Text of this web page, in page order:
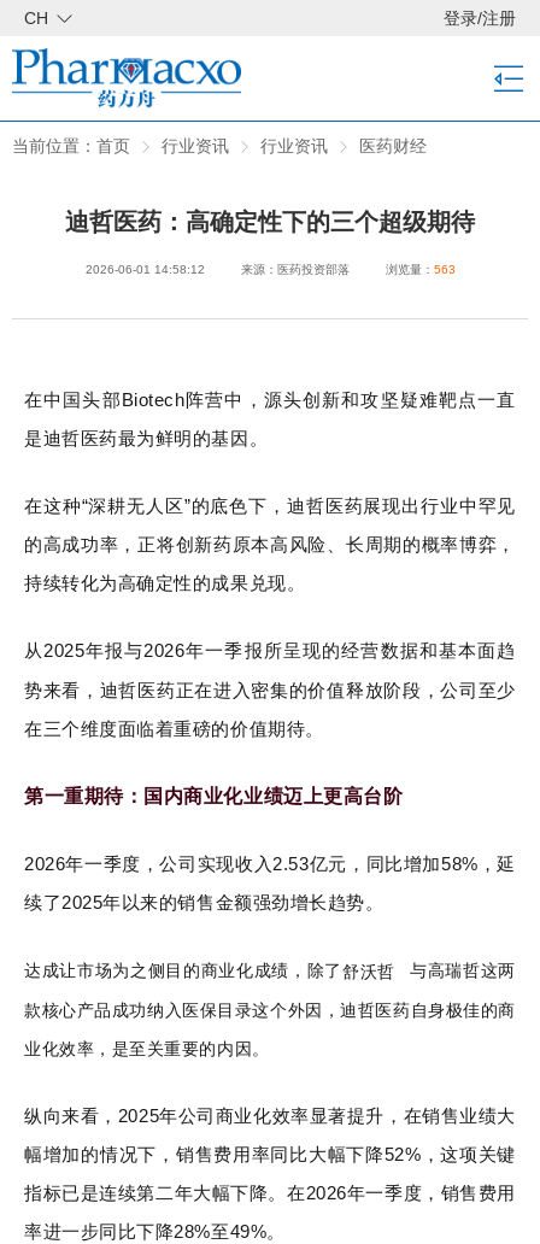
CH 登录/注册
当前位置： 首页 行业资讯 行业资讯 医药财经
迪哲医药：高确定性下的三个超级期待
2026-06-01 14:58:12 来源：医药投资部落 浏览量： 563
在中国头部Biotech阵营中，源头创新和攻坚疑难靶点一直
是迪哲医药最为鲜明的基因。
在这种“深耕无人区”的底色下，迪哲医药展现出行业中罕见
的高成功率，正将创新药原本高风险、长周期的概率博弈，
持续转化为高确定性的成果兑现。
从2025年报与2026年一季报所呈现的经营数据和基本面趋
势来看，迪哲医药正在进入密集的价值释放阶段，公司至少
在三个维度面临着重磅的价值期待。
第一重期待：国内商业化业绩迈上更高台阶
2026年一季度，公司实现收入2.53亿元，同比增加58%，延
续了2025年以来的销售金额强劲增长趋势。
达成让市场为之侧目的商业化成绩，除了舒沃哲 与高瑞哲这两
款核心产品成功纳入医保目录这个外因，迪哲医药自身极佳的商
业化效率，是至关重要的内因。
纵向来看，2025年公司商业化效率显著提升，在销售业绩大
幅增加的情况下，销售费用率同比大幅下降52%，这项关键
指标已是连续第二年大幅下降。在2026年一季度，销售费用
率进一步同比下降28%至49%。